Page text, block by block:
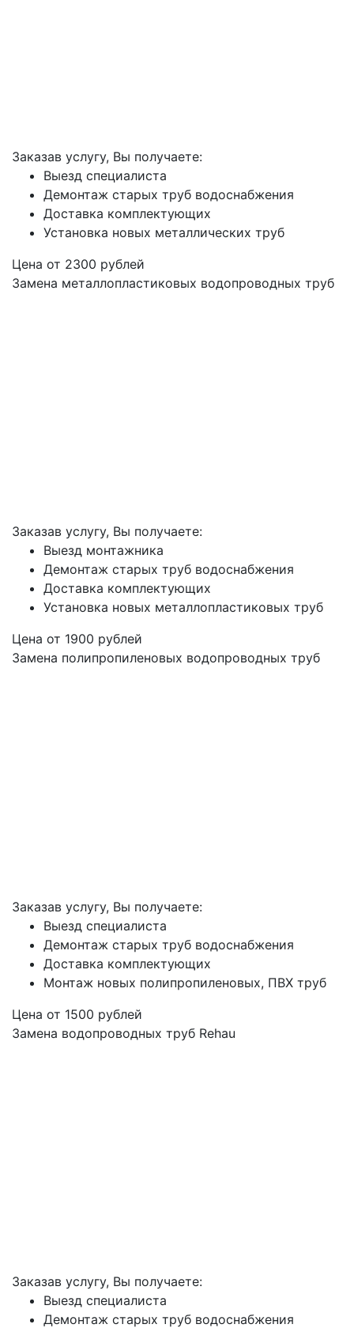
Заказав услугу, Вы получаете:
Выезд специалиста
Демонтаж старых труб водоснабжения
Доставка комплектующих
Установка новых металлических труб
Цена от 2300 рублей
Замена металлопластиковых водопроводных труб
Заказав услугу, Вы получаете:
Выезд монтажника
Демонтаж старых труб водоснабжения
Доставка комплектующих
Установка новых металлопластиковых труб
Цена от 1900 рублей
Замена полипропиленовых водопроводных труб
Заказав услугу, Вы получаете:
Выезд специалиста
Демонтаж старых труб водоснабжения
Доставка комплектующих
Монтаж новых полипропиленовых, ПВХ труб
Цена от 1500 рублей
Замена водопроводных труб Rehau
Заказав услугу, Вы получаете:
Выезд специалиста
Демонтаж старых труб водоснабжения